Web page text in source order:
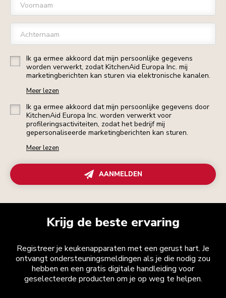
Voornaam
Achternaam
Ik ga ermee akkoord dat mijn persoonlijke gegevens
worden verwerkt, zodat KitchenAid Europa Inc. mij
marketingberichten kan sturen via elektronische kanalen.
Meer lezen
Ik ga ermee akkoord dat mijn persoonlijke gegevens door
KitchenAid Europa Inc. worden verwerkt voor
profileringsactiviteiten, zodat het bedrijf mij
gepersonaliseerde marketingberichten kan sturen.
Meer lezen
AANMELDEN
Krijg de beste ervaring
Registreer je keukenapparaten met een gerust hart. Je
ontvangt ondersteuningsmeldingen als je die nodig zou
hebben en een gratis digitale handleiding voor
geselecteerde producten om je op weg te helpen.